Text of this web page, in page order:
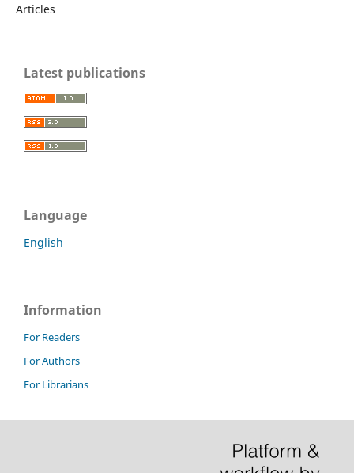
Articles
Latest publications
Language
English
Information
For Readers
For Authors
For Librarians